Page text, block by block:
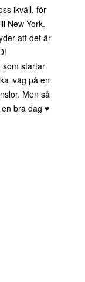
ikväll, för
New York.
att det är
som startar
iväg på en
Men så
bra dag ♥